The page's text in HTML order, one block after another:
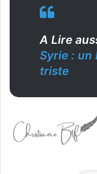
A Lire
Syrie :
triste